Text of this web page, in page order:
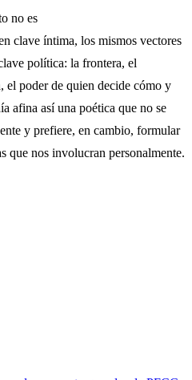
no es
clave íntima, los mismos vectores
política: la frontera, el
el poder de quien decide cómo y
afina así una poética que no se
y prefiere, en cambio, formular
que nos involucran personalmente.